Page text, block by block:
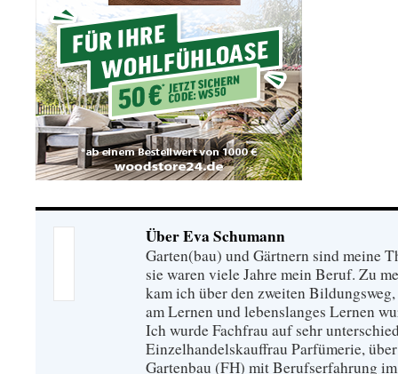
Über Eva Schumann
Garten(bau) und Gärtnern sind meine
sie waren viele Jahre mein Beruf. Zu
kam ich über den zweiten
am Lernen und lebenslanges Lernen
Ich wurde Fachfrau auf sehr
Einzelhandelskauffrau Parfümerie,
Gartenbau (FH) mit Berufserfahrung